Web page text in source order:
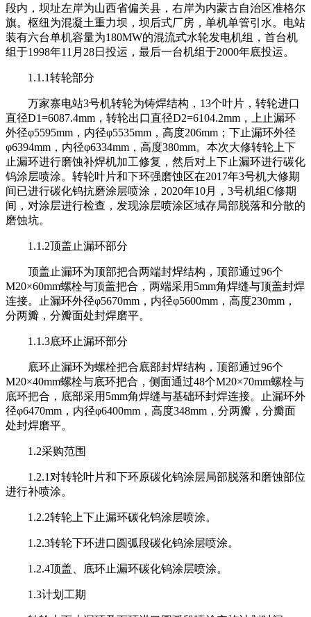
段内，坝址左岸为山西省偏关县，右岸为内蒙古自治区准格尔
旗。枢纽为混凝土重力坝，坝后式厂房，单机单管引水。电站
装有六台单机容量为180MW的混流式水轮发电机组，首台机
组于1998年11月28日投运，最后一台机组于2000年底投运。
1.1.1转轮部分
万家寨电站3号机转轮为铸焊结构，13个叶片，转轮进口
直径D1=6087.4mm，转轮出口直径D2=6104.2mm，上止漏环
外径φ5595mm，内径φ5535mm，高度206mm；下止漏环外径
φ6394mm，内径φ6334mm，高度380mm。本次大修转轮上下
止漏环进行磨蚀补焊机加工修复，然后对上下止漏环进行碳化
钨涂层喷涂。转轮叶片和下环强磨蚀区在2017年3号机大修期
间已进行碳化钨抗磨涂层喷涂，2020年10月，3号机组C修期
间，对涂层进行检查，发现涂层喷涂区域存局部脱落和分散的
磨蚀坑。
1.1.2顶盖止漏环部分
顶盖止漏环为顶部把合两端封焊结构，顶部通过96个
M20×60mm螺栓与顶盖把合，两端采用5mm角焊缝与顶盖封焊
连接。止漏环外径φ5670mm，内径φ5600mm，高度230mm，
分两瓣，分瓣面处封焊磨平。
1.1.3底环止漏环部分
底环止漏环为螺栓把合底部封焊结构，顶部通过96个
M20×40mm螺栓与底环把合，侧面通过48个M20×70mm螺栓与
底环把合，底部采用5mm角焊缝与基础环封焊连接。止漏环外
径φ6470mm，内径φ6400mm，高度348mm，分两瓣，分瓣面
处封焊磨平。
1.2采购范围
1.2.1对转轮叶片和下环原碳化钨涂层局部脱落和磨蚀部位
进行补喷涂。
1.2.2转轮上下止漏环碳化钨涂层喷涂。
1.2.3转轮下环进口圆弧段碳化钨涂层喷涂。
1.2.4顶盖、底环止漏环碳化钨涂层喷涂。
1.3计划工期